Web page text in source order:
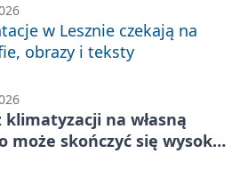
w Lesznie czekają na
obrazy i teksty
klimatyzacji na własną
może skończyć się wysoką